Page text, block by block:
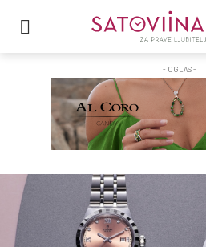
- OGLAS -